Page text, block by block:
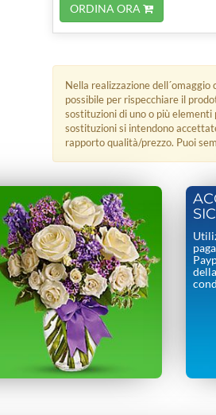
ORDINA ORA
Nella realizzazione
possibile per rispecchiare il
sostituzioni di uno o più
sostituzioni si intendono
rapporto qualità/prezzo. Puoi